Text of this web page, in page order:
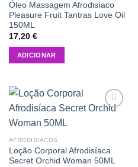
Óleo Massagem Afrodisíaco
Pleasure Fruit Tantras Love Oil
150ML
17,20 €
ADICIONAR
AFRODISÍACOS
Loção Corporal Afrodisíaca
Secret Orchid Woman 50ML